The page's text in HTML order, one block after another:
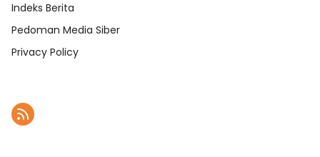
Indeks Berita
Pedoman Media Siber
Privacy Policy